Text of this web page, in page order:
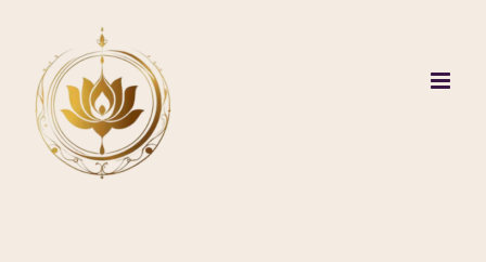
contenu